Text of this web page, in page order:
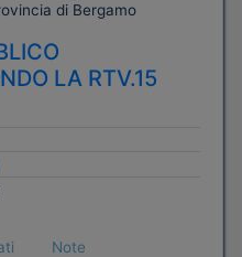
di Bergamo
LA RTV.15
Note